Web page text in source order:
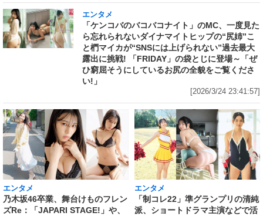
エンタメ
「ケンコバのバコバコナイト」のMC、一度見た
ら忘れられないダイナマイトヒップの“尻姉”こ
と椚マイカが“SNSには上げられない”過去最大
露出に挑戦! 「FRIDAY」の袋とじに登場～「ぜ
ひ窮屈そうにしているお尻の全貌をご覧くださ
い!」
[2026/3/24 23:41:57]
エンタメ
乃木坂46卒業、舞台けものフレン
ズRe：「JAPARI STAGE!」や、
エンタメ
「制コレ22」準グランプリの清純
派、ショートドラマ主演などで活